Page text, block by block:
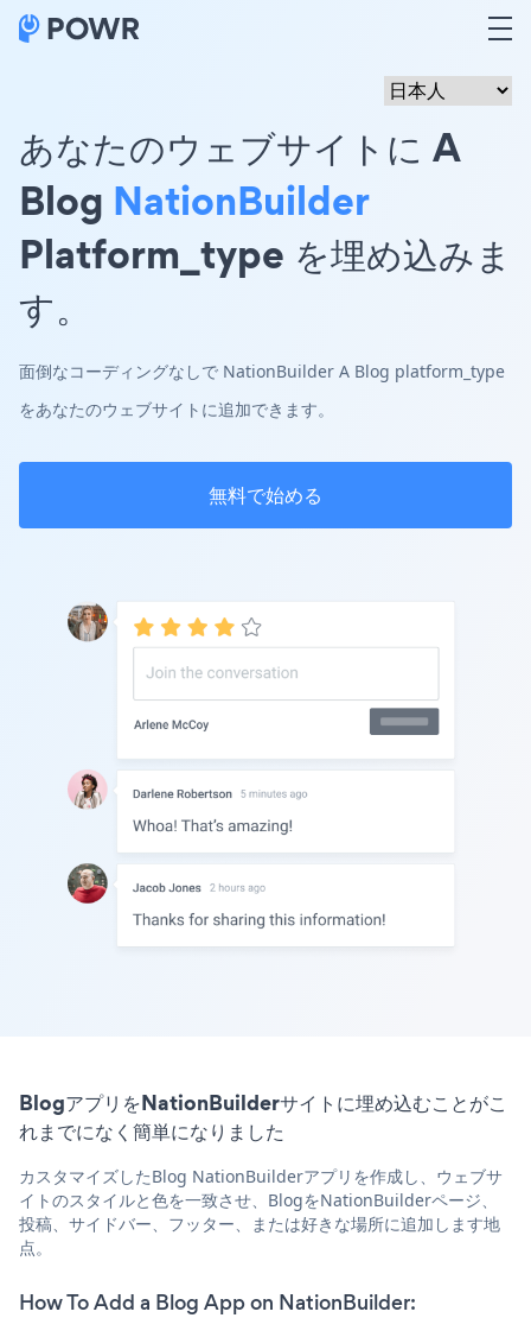
あなたのウェブサイトに A
Blog NationBuilder
Platform_type を埋め込みま
す。
面倒なコーディングなしで NationBuilder A Blog platform_type
をあなたのウェブサイトに追加できます。
無料で始める
BlogアプリをNationBuilderサイトに埋め込むことがこ
れまでになく簡単になりました
カスタマイズしたBlog NationBuilderアプリを作成し、ウェブサ
イトのスタイルと色を一致させ、BlogをNationBuilderページ、
投稿、サイドバー、フッター、または好きな場所に追加します地
点。
How To Add a Blog App on NationBuilder: